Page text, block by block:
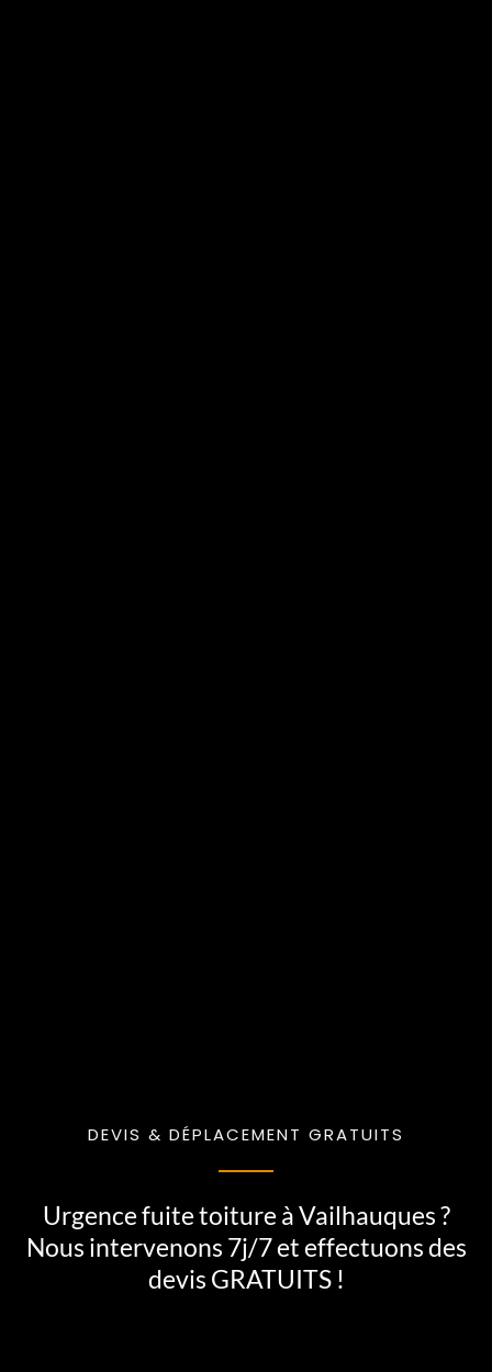
DEVIS & DÉPLACEMENT GRATUITS
Urgence fuite toiture à Vailhauques ?
Nous intervenons 7j/7 et effectuons des
devis GRATUITS !